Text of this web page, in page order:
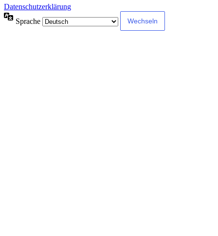
Datenschutzerklärung
Sprache